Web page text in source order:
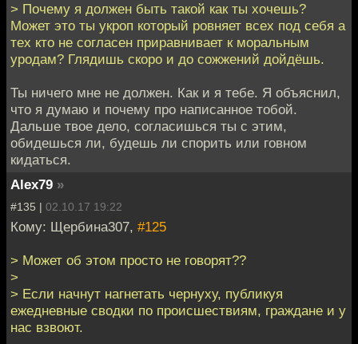
> Почему я должен быть такой как ты хочешь?
Может это ты укроп который ровняет всех под себя а
тех кто не согласен приравнивает к моральным
уродам? Глядишь скоро и до сожжений дойдёшь.
Ты ничего мне не должен. Как и я тебе. Я объяснил,
что я думаю и почему про написанное тобой.
Дальше твое дело, согласишься ты с этим,
обидешься ли, будешь ли спорить или говном
кидаться.
Alex79 »
#135 | 02.10.17 19:22
Кому: Щербина307, #125
> Может об этом просто не говорят??
>
> Если начнут нагнетать чернуху, публикуя
ежедневные сводки по происшествиям, граждане и у
нас взвоют.